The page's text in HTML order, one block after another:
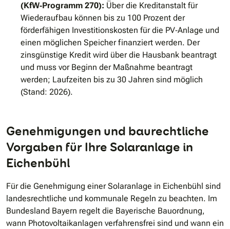
(KfW‐Programm 270): Über die Kreditanstalt für
Wiederaufbau können bis zu 100 Prozent der
förderfähigen Investitionskosten für die PV‐Anlage und
einen möglichen Speicher finanziert werden. Der
zinsgünstige Kredit wird über die Hausbank beantragt
und muss vor Beginn der Maßnahme beantragt
werden; Laufzeiten bis zu 30 Jahren sind möglich
(Stand: 2026).
Genehmigungen und baurechtliche
Vorgaben für Ihre Solaranlage in
Eichenbühl
Für die Genehmigung einer Solaranlage in Eichenbühl sind
landesrechtliche und kommunale Regeln zu beachten. Im
Bundesland Bayern regelt die Bayerische Bauordnung,
wann Photovoltaikanlagen verfahrensfrei sind und wann ein